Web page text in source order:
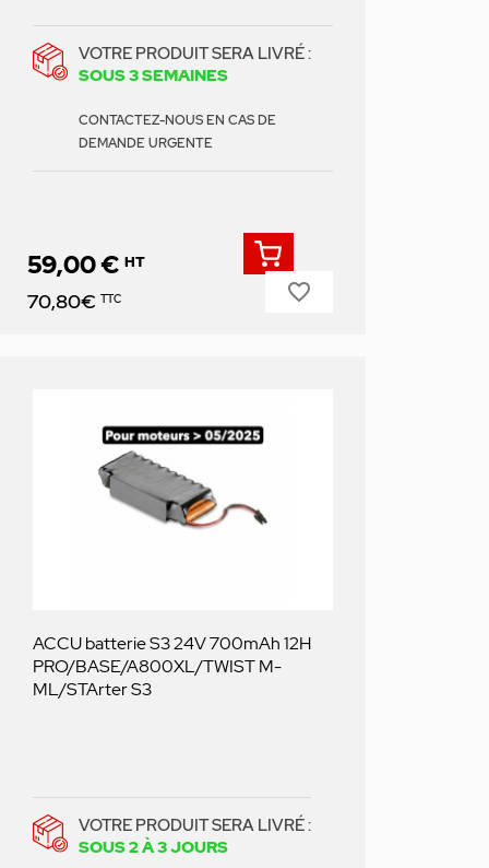
VOTRE PRODUIT SERA LIVRÉ :
SOUS 3 SEMAINES
CONTACTEZ-NOUS EN CAS DE
DEMANDE URGENTE
Prix
59,00 € HT
70,80€ TTC favorite_border
ACCU batterie S3 24V 700mAh 12H
PRO/BASE/A800XL/TWIST M-
ML/STArter S3
VOTRE PRODUIT SERA LIVRÉ :
SOUS 2 À 3 JOURS